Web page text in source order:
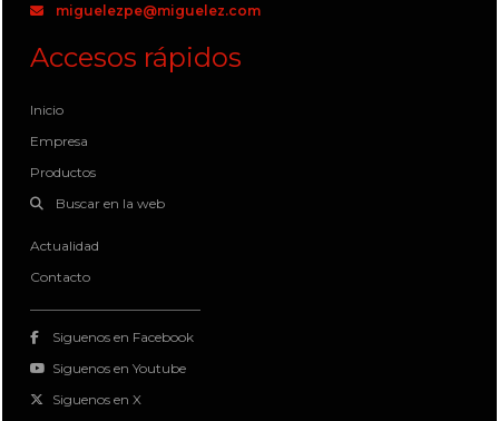
miguelezpe@miguelez.com
Accesos rápidos
Inicio
Empresa
Productos
Buscar en la web
Actualidad
Contacto
Siguenos en Facebook
Siguenos en Youtube
Siguenos en X